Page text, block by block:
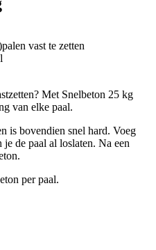
vast te zetten
Met Snelbeton 25 kg
van elke paal.
is bovendien snel hard. Voeg
de paal al loslaten. Na een
per paal.